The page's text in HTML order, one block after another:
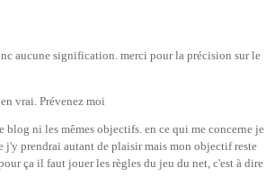
aucune signification. merci pour la précision sur le
vrai. Prévenez moi
ni les mêmes objectifs. en ce qui me concerne je
j'y prendrai autant de plaisir mais mon objectif reste
ça il faut jouer les règles du jeu du net, c'est à dire